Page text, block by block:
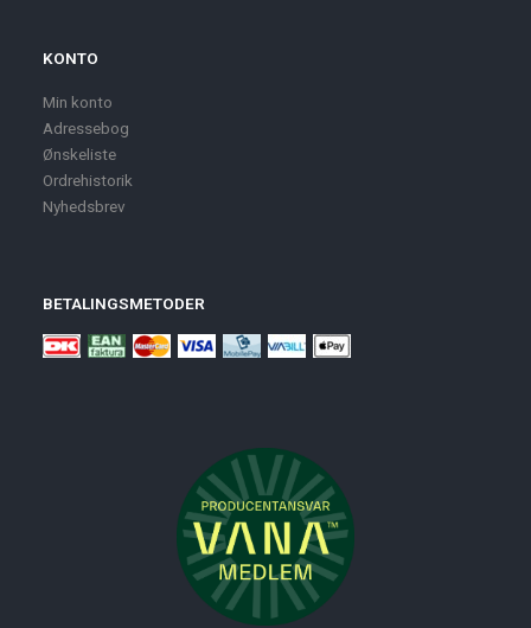
KONTO
Min konto
Adressebog
Ønskeliste
Ordrehistorik
Nyhedsbrev
BETALINGSMETODER